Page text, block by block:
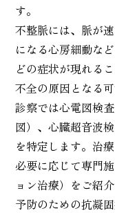
す。
不整脈には、脈が
になる心房細動な
どの症状が現れる
不全の原因となる
診察では心電図検
図）、心臓超音波
を特定します。治
必要に応じて専門
ョン治療）をご紹
予防のための抗凝